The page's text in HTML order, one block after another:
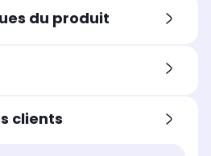
du produit
clients